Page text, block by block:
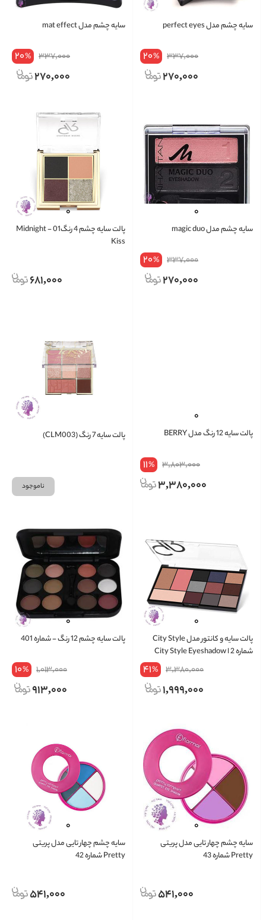
سایه چشم مدل perfect eyes
337,000
20%
270,000
سایه چشم مدل mat effect
337,000
20%
270,000
سایه چشم مدل magic duo
337,000
20%
270,000
پالت سایه چشم 4 رنگ01 - Midnight
Kiss
681,000
پالت سایه 12 رنگ مدل BERRY
3,803,000
11%
3,380,000
پالت سایه 7 رنگ (CLM003)
ناموجود
پالت سایه و کانتور مدل City Style
شماره 2 ا City Style Eyeshadow
Palette No.01 Warm Nude
3,380,000
41%
1,999,000
پالت سایه چشم 12 رنگ - شماره 401
1,013,000
10%
913,000
سایه چشم چهار تایی مدل پریتی
Pretty شماره 43
541,000
سایه چشم چهار تایی مدل پریتی
Pretty شماره 42
541,000